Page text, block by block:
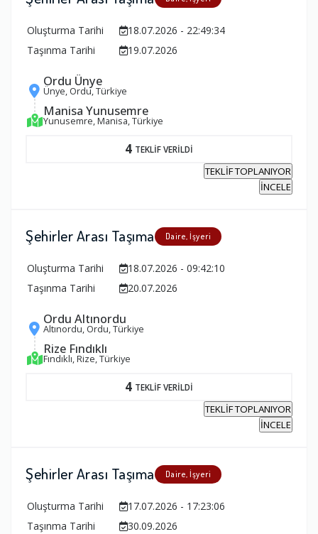
Oluşturma Tarihi
18.07.2026 - 22:49:34
Taşınma Tarihi
19.07.2026
Ordu Ünye
Ünye, Ordu, Türkiye
Manisa Yunusemre
Yunusemre, Manisa, Türkiye
4 TEKLİF VERİLDİ
TEKLİF TOPLANIYOR
İNCELE
Şehirler Arası Taşıma Daire, İşyeri
Oluşturma Tarihi
18.07.2026 - 09:42:10
Taşınma Tarihi
20.07.2026
Ordu Altınordu
Altınordu, Ordu, Türkiye
Rize Fındıklı
Fındıklı, Rize, Türkiye
4 TEKLİF VERİLDİ
TEKLİF TOPLANIYOR
İNCELE
Şehirler Arası Taşıma Daire, İşyeri
Oluşturma Tarihi
17.07.2026 - 17:23:06
Taşınma Tarihi
30.09.2026